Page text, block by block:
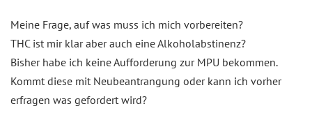
Meine Frage, auf was muss ich mich vorbereiten?
THC ist mir klar aber auch eine Alkoholabstinenz?
Bisher habe ich keine Aufforderung zur MPU bekommen.
Kommt diese mit Neubeantrangung oder kann ich vorher
erfragen was gefordert wird?